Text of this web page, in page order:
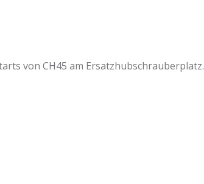
von CH45 am Ersatzhubschrauberplatz.